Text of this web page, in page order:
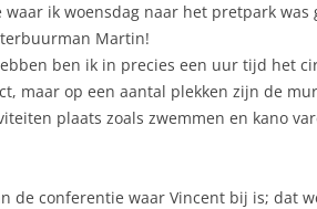
ik woensdag naar het pretpark
Martin!
ben ik in precies een uur tijd het
maar op een aantal plekken zijn de
plaats zoals zwemmen en kano
de conferentie waar Vincent bij is; dat